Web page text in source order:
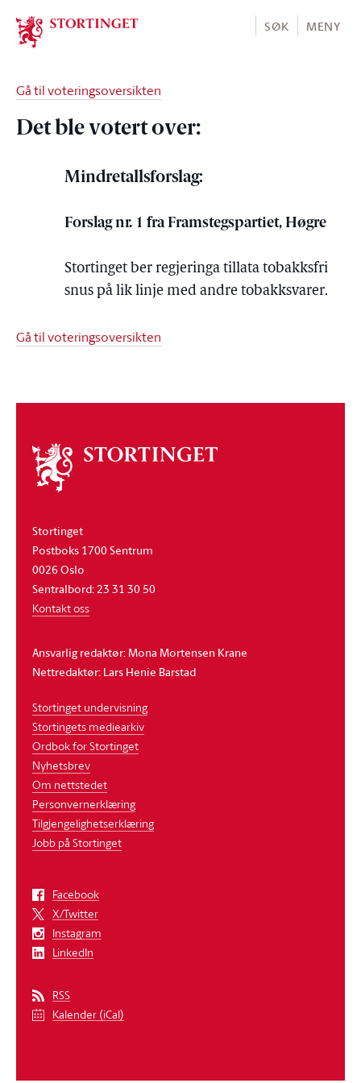
Stortinget.no
SØK MENY
Gå til voteringsoversikten
Det ble votert over:
Mindretallsforslag:
Forslag nr. 1 fra Framstegspartiet, Høgre
Stortinget ber regjeringa tillata tobakksfri
snus på lik linje med andre tobakksvarer.
Gå til voteringsoversikten
Om
stortinget
Stortinget
Postboks 1700 Sentrum
0026 Oslo
Sentralbord: 23 31 30 50
Kontakt oss
Ansvarlig redaktør: Mona Mortensen Krane
Nettredaktør: Lars Henie Barstad
Stortinget undervisning
Stortingets mediearkiv
Ordbok for Stortinget
Nyhetsbrev
Om nettstedet
Personvernerklæring
Tilgjengelighetserklæring
Jobb på Stortinget
Facebook
X/Twitter
Instagram
LinkedIn
RSS
Kalender (iCal)